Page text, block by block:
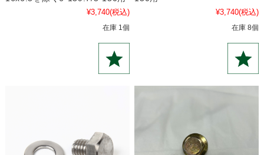
¥3,740(税込)
在庫 1個
¥3,740(税込)
在庫 8個